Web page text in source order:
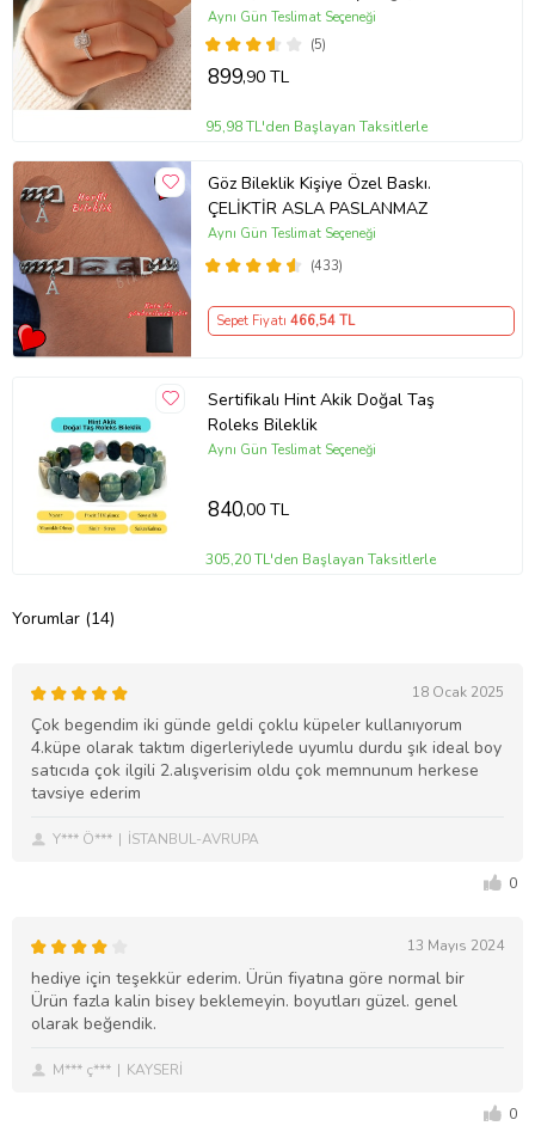
teklifi, teklif yüzüğü, altın yüzük,
hediye yüzük, evlenme yüzüğü,
evlenme teklifi yüzüğü
(5)
Aynı Gün Teslimat Seçeneği
899,90 TL
95,98 TL'den Başlayan Taksitlerle
Göz Bileklik Kişiye Özel Baskı.
ÇELİKTİR ASLA PASLANMAZ
(433)
Aynı Gün Teslimat Seçeneği
Sepet Fiyatı 466,54 TL
Sertifikalı Hint Akik Doğal Taş
Roleks Bileklik
Aynı Gün Teslimat Seçeneği
840,00 TL
305,20 TL'den Başlayan Taksitlerle
Yorumlar (14)
18 Ocak 2025
Çok begendim iki günde geldi çoklu küpeler kullanıyorum
4.küpe olarak taktım digerleriylede uyumlu durdu şık ideal boy
satıcıda çok ilgili 2.alışverisim oldu çok memnunum herkese
tavsiye ederim
Y*** Ö*** İSTANBUL-AVRUPA
0
13 Mayıs 2024
hediye için teşekkür ederim. Ürün fiyatına göre normal bir
Ürün fazla kalin bisey beklemeyin. boyutları güzel. genel
olarak beğendik.
M*** ç*** KAYSERİ
0